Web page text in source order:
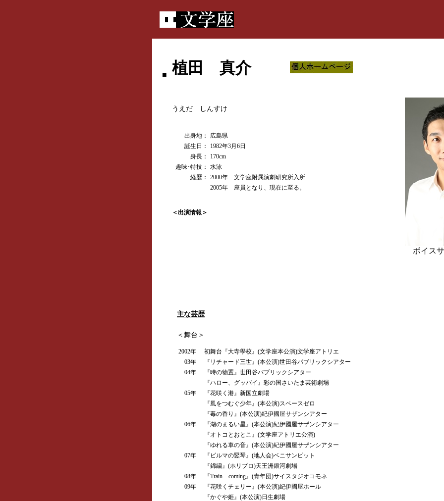
■ 植田 真介
うえだ しんすけ
出身地：
広島県
誕生日：
1982年3月6日
身長：
170cm
趣味･特技：
水泳
経歴：
2000年 文学座附属演劇研究所入所
2005年 座員となり、現在に至る。
＜出演情報＞
ボイス
主な芸歴
＜舞台＞
2002年
初舞台『大寺學校』(文学座本公演)文学座アトリエ
03年
『リチャード三世』(本公演)世田谷パブリックシアター
04年
『時の物置』世田谷パブリックシアター
『ハロー、グッバイ』彩の国さいたま芸術劇場
05年
『花咲く港』新国立劇場
『風をつむぐ少年』(本公演)スペースゼロ
『毒の香り』(本公演)紀伊國屋サザンシアター
06年
『湖のまるい星』(本公演)紀伊國屋サザンシアター
『オトコとおとこ』(文学座アトリエ公演)
『ゆれる車の音』(本公演)紀伊國屋サザンシアター
07年
『ビルマの竪琴』(地人会)ベニサンピット
『錦繍』(ホリプロ)天王洲銀河劇場
08年
『Train coming』(青年団)サイスタジオコモネ
09年
『花咲くチェリー』(本公演)紀伊國屋ホール
『かぐや姫』(本公演)日生劇場